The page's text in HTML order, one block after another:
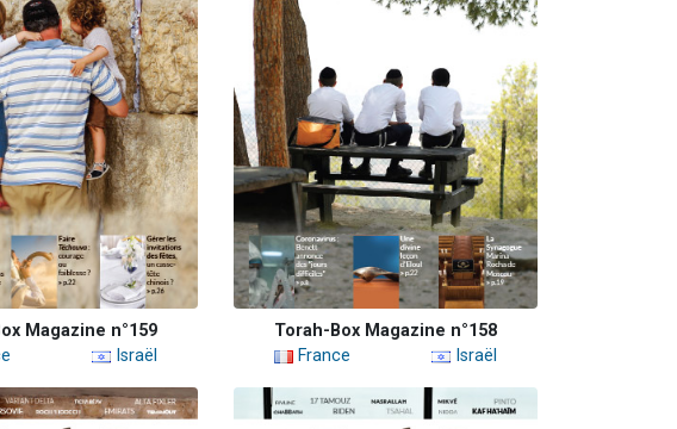
Magazine n°159
Israël
Torah-Box Magazine n°158
France
Israël